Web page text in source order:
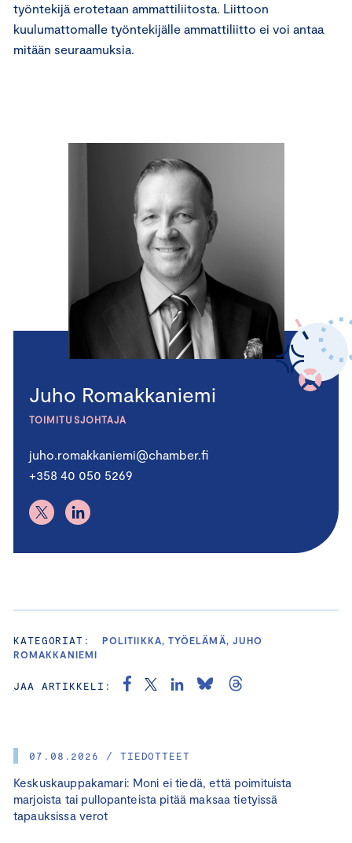
07.08.2026 / TIEDOTTEET
Keskuskauppakamari: Moni ei tiedä, että poimituista
marjoista tai pullopanteista pitää maksaa tietyissä
tapauksissa verot
työntekijä erotetaan ammattiliitosta. Liittoon
kuulumattomalle työntekijälle ammattiliitto ei voi antaa
mitään seuraamuksia.
Juho Romakkaniemi
TOIMITUSJOHTAJA
juho.romakkaniemi@chamber.fi
+358 40 050 5269
KATEGORIAT:
POLITIIKKA, TYÖELÄMÄ, JUHO
ROMAKKANIEMI
JAA ARTIKKELI: